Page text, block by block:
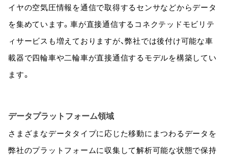
イヤの空気圧情報を通信で取得するセンサなどからデータ
を集めています。車が直接通信するコネクテッドモビリテ
ィサービスも増えておりますが、弊社では後付け可能な車
載器で四輪車や二輪車が直接通信するモデルを構築してい
ます。
データプラットフォーム領域
さまざまなデータタイプに応じた移動にまつわるデータを
弊社のプラットフォームに収集して解析可能な状態で保持